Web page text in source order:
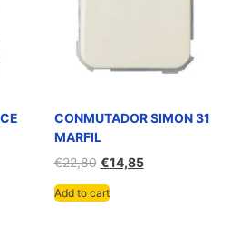
CONMUTADOR SIMON 31
MARFIL
€22,80 €14,85
Add to cart